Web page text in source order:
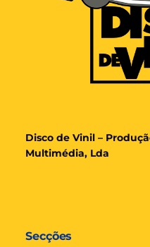
Disco de Vinil –
Multimédia, Lda
Secções